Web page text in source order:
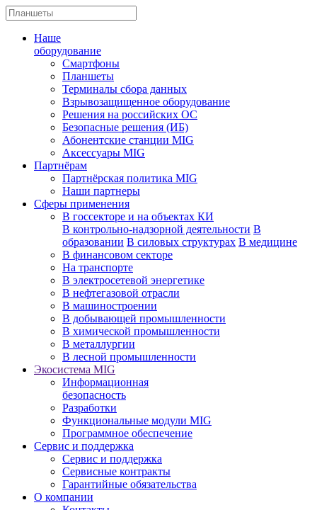
Наше
оборудование
Смартфоны
Планшеты
Терминалы сбора данных
Взрывозащищенное оборудование
Решения на российских ОС
Безопасные решения (ИБ)
Абонентские станции MIG
Аксессуары MIG
Партнёрам
Партнёрская политика MIG
Наши партнеры
Сферы применения
В госсекторе и на объектах КИ
В контрольно-надзорной деятельности В
образовании В силовых структурах В медицине
В финансовом секторе
На транспорте
В электросетевой энергетике
В нефтегазовой отрасли
В машиностроении
В добывающей промышленности
В химической промышленности
В металлургии
В лесной промышленности
Экосистема MIG
Информационная
безопасность
Разработки
Функциональные модули MIG
Программное обеспечение
Сервис и поддержка
Сервис и поддержка
Сервисные контракты
Гарантийные обязательства
О компании